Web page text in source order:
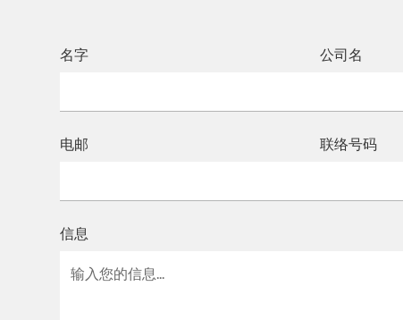
名字 公司名
电邮 联络号码
信息